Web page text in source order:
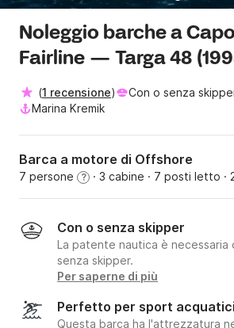
Noleggio barche a
Fairline — Targa 48
(1 recensione) Con o senza
Marina Kremik
Barca a motore di Offshore
7 persone ? · 3 cabine · 7 posti letto ·
Con o senza skipper
La patente nautica è necessaria
senza skipper.
Per saperne di più
Perfetto per sport acquatici
Questa barca ha l'attrezzatura